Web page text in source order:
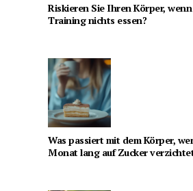
Riskieren Sie Ihren Körper,
Training nichts essen?
Was passiert mit dem Körper,
Monat lang auf Zucker